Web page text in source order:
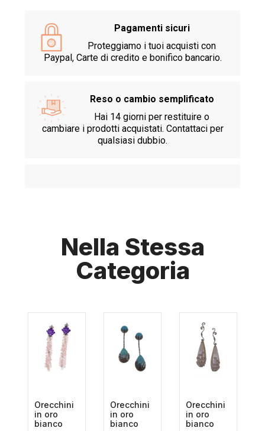
Pagamenti sicuri
Proteggiamo i tuoi acquisti con
Paypal, Carte di credito e bonifico bancario.
Reso o cambio semplificato
Hai 14 giorni per restituire o
cambiare i prodotti acquistati. Contattaci per
qualsiasi dubbio.
Nella Stessa
Categoria
Orecchini
in oro
bianco
Orecchini
in oro
bianco
Orecchini
in oro
bianco